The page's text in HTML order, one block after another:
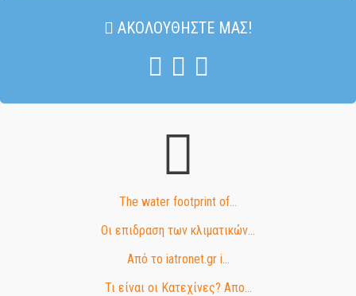
ΑΚΟΛΟΥΘΉΣΤΕ ΜΑΣ!
The water footprint of...
Οι επιδραση των κλιματικών...
Από το iatronet.gr i...
Τι είναι οι Κατεχίνες? Απο...